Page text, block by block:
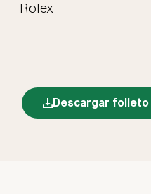
Rolex
Descargar folleto